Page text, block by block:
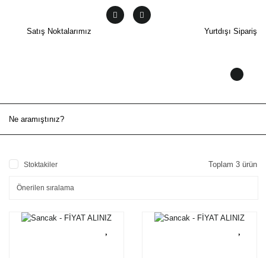
Satış Noktalarımız Yurtdışı Sipariş
Stoktakiler Toplam 3 ürün